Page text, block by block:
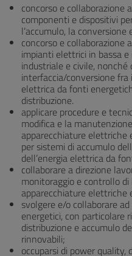
concorso e collaborazione
componenti e dispositivi
l’accumulo, la conversione
concorso e collaborazione
impianti elettrici in bassa
industriale e civile, nonché
interfaccia/conversione
elettrica da fonti
distribuzione.
applicare procedure e
modifica e la
apparecchiature elettriche
per sistemi di accumulo
dell’energia elettrica da
collaborare a direzione
monitoraggio e controllo
apparecchiature elettriche
svolgere e/o collaborare
energetici, con particolare
distribuzione e accumulo
rinnovabili;
occuparsi di power quality,